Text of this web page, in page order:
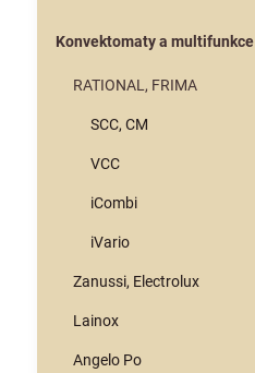
Konvektomaty a multifunkce
RATIONAL, FRIMA
SCC, CM
VCC
iCombi
iVario
Zanussi, Electrolux
Lainox
Angelo Po